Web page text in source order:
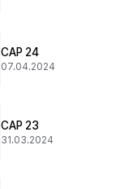
CAP 24
07.04.2024
CAP 23
31.03.2024